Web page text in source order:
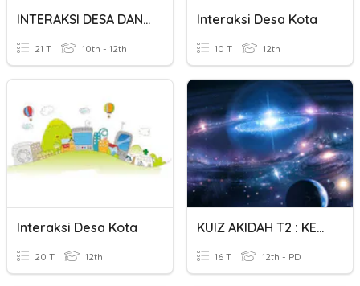
INTERAKSI DESA DAN KOTA
21 T 10th - 12th
Interaksi Desa Kota
10 T 12th
Interaksi Desa Kota
20 T 12th
KUIZ AKIDAH T2 : KEKUATAN DAN KEKUASAAN ALLAH SWT (ksab)
16 T 12th - PD